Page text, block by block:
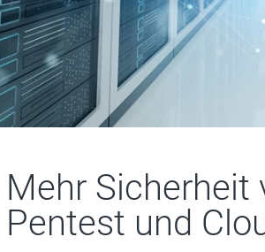
Mehr Sicherheit
Pentest und